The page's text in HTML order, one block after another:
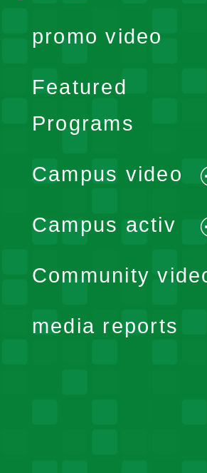
promo video
Featured
Programs
Campus video
Campus activ
Community
media reports